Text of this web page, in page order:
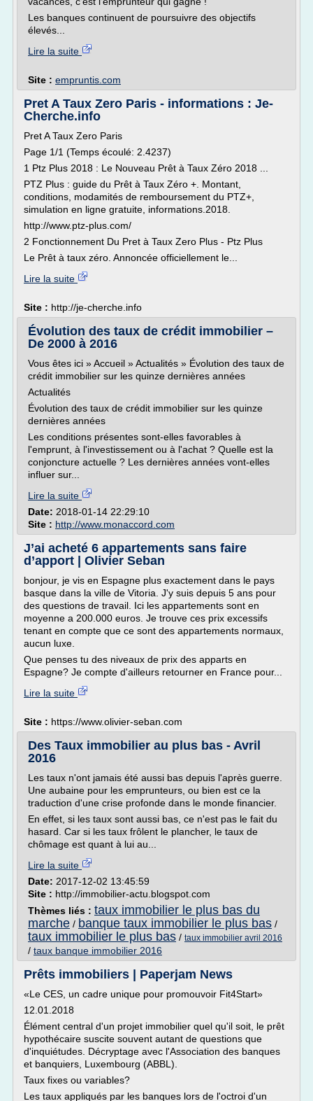
Les banques continuent de poursuivre des objectifs
élevés...
Lire la suite
Site : empruntis.com
Pret A Taux Zero Paris - informations : Je-
Cherche.info
Pret A Taux Zero Paris
Page 1/1 (Temps écoulé: 2.4237)
1 Ptz Plus 2018 : Le Nouveau Prêt à Taux Zéro 2018 ...
PTZ Plus : guide du Prêt à Taux Zéro +. Montant,
conditions, modamités de remboursement du PTZ+,
simulation en ligne gratuite, informations.2018.
http://www.ptz-plus.com/
2 Fonctionnement Du Pret à Taux Zero Plus - Ptz Plus
Le Prêt à taux zéro. Annoncée officiellement le...
Lire la suite
Site : http://je-cherche.info
Évolution des taux de crédit immobilier –
De 2000 à 2016
Vous êtes ici » Accueil » Actualités » Évolution des taux de
crédit immobilier sur les quinze dernières années
Actualités
Évolution des taux de crédit immobilier sur les quinze
dernières années
Les conditions présentes sont-elles favorables à
l'emprunt, à l'investissement ou à l'achat ? Quelle est la
conjoncture actuelle ? Les dernières années vont-elles
influer sur...
Lire la suite
Date: 2018-01-14 22:29:10
Site : http://www.monaccord.com
J’ai acheté 6 appartements sans faire
d’apport | Olivier Seban
bonjour, je vis en Espagne plus exactement dans le pays
basque dans la ville de Vitoria. J'y suis depuis 5 ans pour
des questions de travail. Ici les appartements sont en
moyenne a 200.000 euros. Je trouve ces prix excessifs
tenant en compte que ce sont des appartements normaux,
aucun luxe.
Que penses tu des niveaux de prix des apparts en
Espagne? Je compte d'ailleurs retourner en France pour...
Lire la suite
Site : https://www.olivier-seban.com
Des Taux immobilier au plus bas - Avril
2016
Les taux n'ont jamais été aussi bas depuis l'après guerre.
Une aubaine pour les emprunteurs, ou bien est ce la
traduction d'une crise profonde dans le monde financier.
En effet, si les taux sont aussi bas, ce n'est pas le fait du
hasard. Car si les taux frôlent le plancher, le taux de
chômage est quant à lui au...
Lire la suite
Date: 2017-12-02 13:45:59
Site : http://immobilier-actu.blogspot.com
Thèmes liés : taux immobilier le plus bas du
marche / banque taux immobilier le plus bas /
taux immobilier le plus bas / taux immobilier avril 2016
/ taux banque immobilier 2016
Prêts immobiliers | Paperjam News
«Le CES, un cadre unique pour promouvoir Fit4Start»
12.01.2018
Élément central d'un projet immobilier quel qu'il soit, le prêt
hypothécaire suscite souvent autant de questions que
d'inquiétudes. Décryptage avec l'Association des banques
et banquiers, Luxembourg (ABBL).
Taux fixes ou variables?
Les taux appliqués par les banques lors de l'octroi d'un